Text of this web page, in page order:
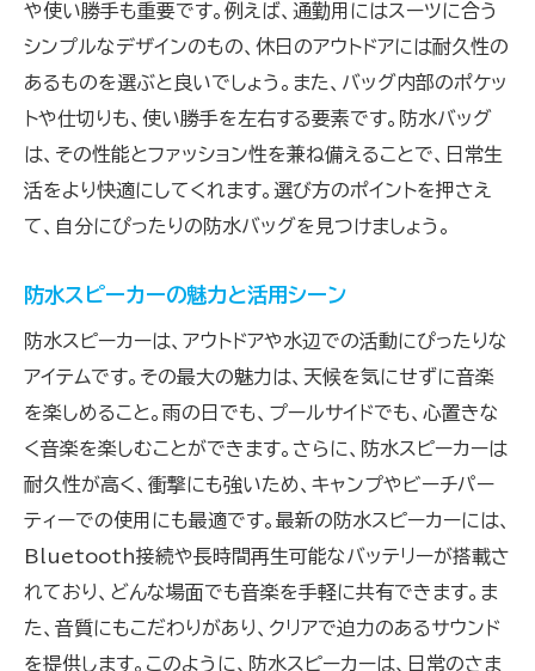
や使い勝手も重要です。例えば、通勤用にはスーツに合う
シンプルなデザインのもの、休日のアウトドアには耐久性の
あるものを選ぶと良いでしょう。また、バッグ内部のポケッ
トや仕切りも、使い勝手を左右する要素です。防水バッグ
は、その性能とファッション性を兼ね備えることで、日常生
活をより快適にしてくれます。選び方のポイントを押さえ
て、自分にぴったりの防水バッグを見つけましょう。
防水スピーカーの魅力と活用シーン
防水スピーカーは、アウトドアや水辺での活動にぴったりな
アイテムです。その最大の魅力は、天候を気にせずに音楽
を楽しめること。雨の日でも、プールサイドでも、心置きな
く音楽を楽しむことができます。さらに、防水スピーカーは
耐久性が高く、衝撃にも強いため、キャンプやビーチパー
ティーでの使用にも最適です。最新の防水スピーカーには、
Bluetooth接続や長時間再生可能なバッテリーが搭載さ
れており、どんな場面でも音楽を手軽に共有できます。ま
た、音質にもこだわりがあり、クリアで迫力のあるサウンド
を提供します。このように、防水スピーカーは、日常のさま